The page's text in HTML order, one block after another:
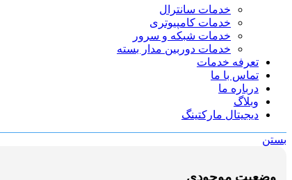
خدمات سانترال
خدمات کامپیوتری
خدمات شبکه و سرور
خدمات دوربین مدار بسته
تعرفه خدمات
تماس با ما
درباره ما
وبلاگ
دیجیتال مارکتینگ
بستن
وضعیت موجودی